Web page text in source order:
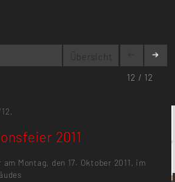
Übersicht
12 / 12
2011
Montag, den 17. Oktober 2011, im